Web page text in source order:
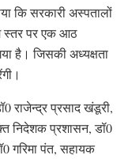
कि सरकारी अस्पतालों
स्तर पर एक आठ
है। जिसकी अध्यक्षता
राजेन्द्र प्रसाद खंडूरी,
निदेशक प्रशासन, डॉ0
गरिमा पंत, सहायक